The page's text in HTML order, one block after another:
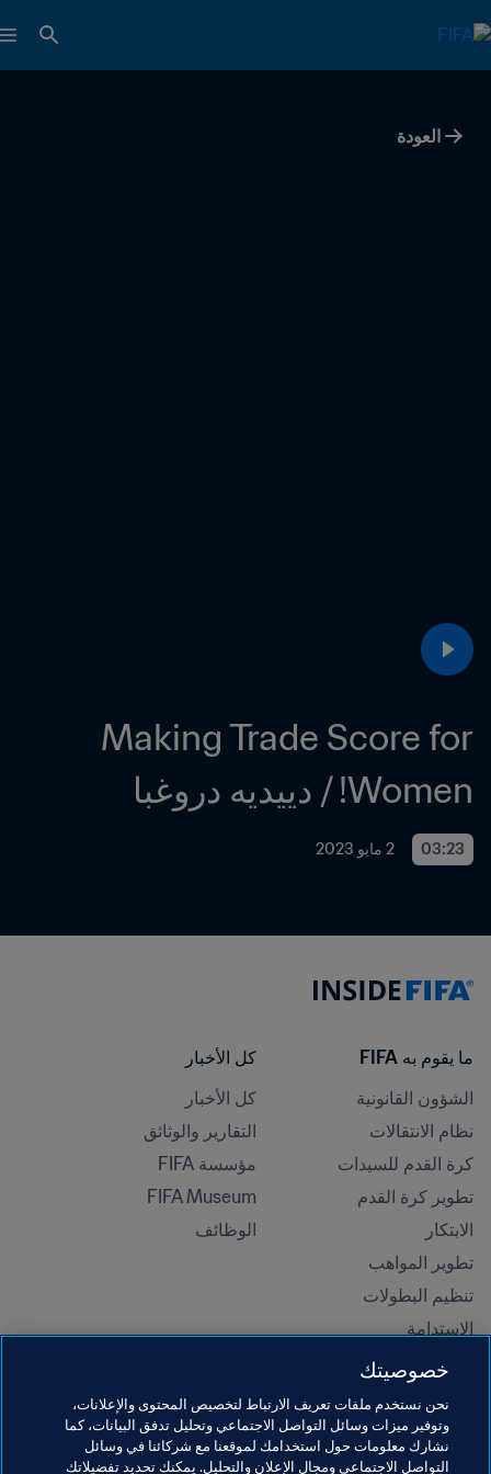
العودة
Women! / دييديه دروغبا
03:23 2 مايو 2023
ما يقوم به FIFA
الشؤون القانونية
نظام الانتقالات
كرة القدم للسيدات
تطوير كرة القدم
الابتكار
تطوير المواهب
تنظيم البطولات
الاستدامة
حقوق الإنسان ومناهضة التمييز
المبادرات التعليمية
كل الأخبار
كل الأخبار
التقارير والوثائق
مؤسسة FIFA
FIFA Museum
الوظائف
خصوصيتك
نحن نستخدم ملفات تعريف الارتباط لتخصيص المحتوى والإعلانات،
وتوفير ميزات وسائل التواصل الاجتماعي وتحليل تدفق البيانات، كما
نشارك معلومات حول استخدامك لموقعنا مع شركائنا في وسائل
التواصل الاجتماعي ومجال الإعلان والتحليل. يمكنك تحديد تفضيلاتك